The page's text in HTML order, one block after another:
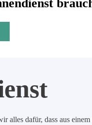
alles dafür, dass aus